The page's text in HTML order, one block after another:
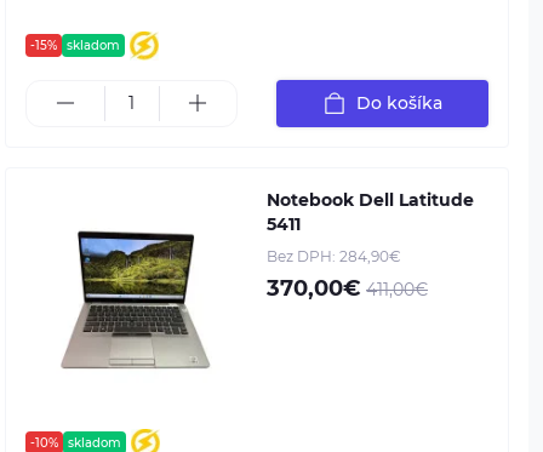
-15% skladom
Do košíka
-10% skladom
Notebook Dell Latitude
5411
Bez DPH: 284,90€
370,00€ 411,00€